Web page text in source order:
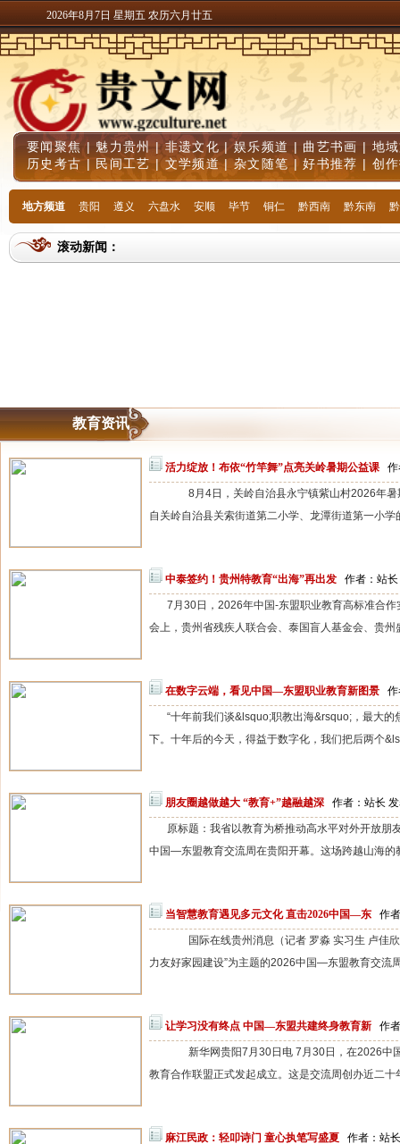
2026年8月7日 星期五 农历六月廿五
要闻聚焦| 魅力贵州|非遗文化 |娱乐频道 | 曲艺书画 | 地
历史考古 | 民间工艺 |文学频道|杂文随笔 |好书推荐 | 创
地方频道 贵阳 遵义 六盘水 安顺 毕节 铜仁 黔西南 黔东南
滚动新闻：
教育资讯
活力绽放！布依“竹竿舞”点亮关岭暑期公益课 作
8月4日，关岭自治县永宁镇紫山村2026年暑
自关岭自治县关索街道第二小学、龙潭街道第一小学
中泰签约！贵州特教育“出海”再出发 作者：站长
7月30日，2026年中国-东盟职业教育高标准合作
会上，贵州省残疾人联合会、泰国盲人基金会、贵州
在数字云端，看见中国—东盟职业教育新图景 作
“十年前我们谈&lsquo;职教出海&rsquo;，最大
下。十年后的今天，得益于数字化，我们把后两个
朋友圈越做越大 “教育+”越融越深 作者：站长
原标题：我省以教育为桥推动高水平对外开放朋
中国—东盟教育交流周在贵阳开幕。这场跨越山海的
当智慧教育遇见多元文化 直击2026中国—东 作
国际在线贵州消息（记者 罗淼 实习生 卢佳欣
力友好家园建设”为主题的2026中国—东盟教育交流
让学习没有终点 中国—东盟共建终身教育新 作
新华网贵阳7月30日电 7月30日，在2026中
教育合作联盟正式发起成立。这是交流周创办近二十
麻江民政：轻叩诗门 童心执笔写盛夏 作者：站